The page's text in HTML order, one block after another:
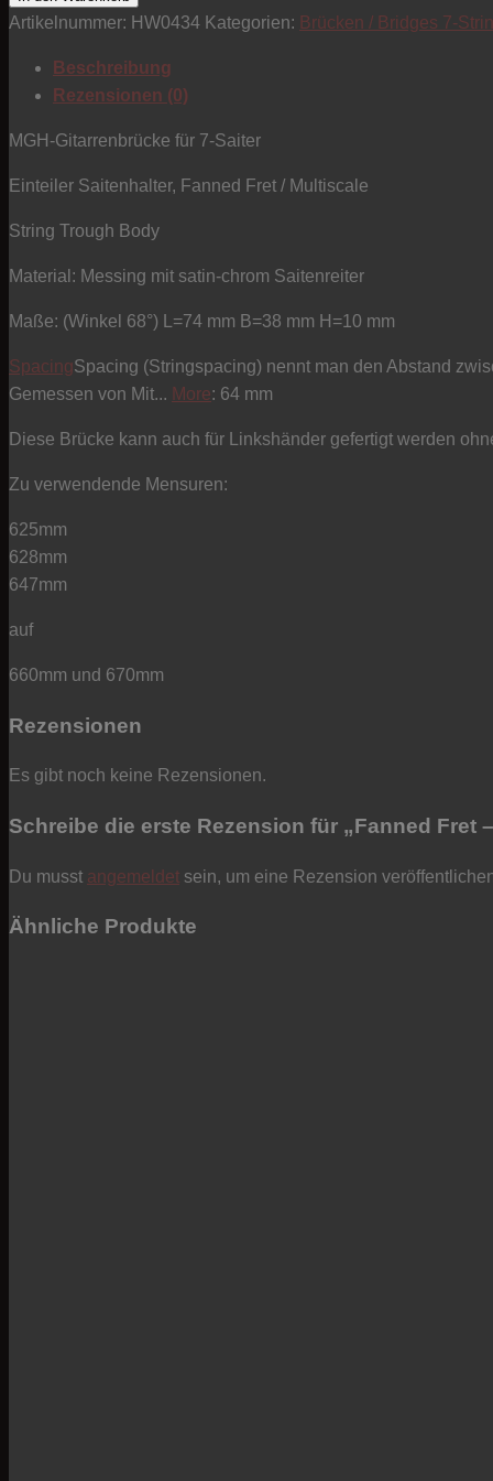
-
String
Bridge
Multiscale
satine-
Menge
Artikelnummer: HW0434 Kategorien: Brücken / Bridges 7-
Beschreibung
Rezensionen (0)
MGH-Gitarrenbrücke für 7-Saiter
Einteiler Saitenhalter, Fanned Fret / Multiscale
String Trough Body
Material: Messing mit satin-chrom Saitenreiter
Maße: (Winkel 68°) L=74 mm B=38 mm H=10 mm
SpacingSpacing (Stringspacing) nennt man den Abstand
Gemessen von Mit... More: 64 mm
Diese Brücke kann auch für Linkshänder gefertigt werden
Zu verwendende Mensuren:
625mm
628mm
647mm
auf
660mm und 670mm
Rezensionen
Es gibt noch keine Rezensionen.
Schreibe die erste Rezension für „Fanned Fret
Du musst angemeldet sein, um eine Rezension
Ähnliche Produkte